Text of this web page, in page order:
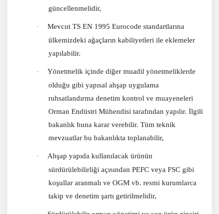
güncellenmelidir,
·
Mevcut TS EN 1995 Eurocode standartlarına
ülkemizdeki ağaçların kabiliyetleri ile eklemeler
yapılabilir.
·
Yönetmelik içinde diğer muadil yönetmeliklerde
olduğu gibi yapısal ahşap uygulama
ruhsatlandırma denetim kontrol ve muayeneleri
Orman Endüstri Mühendisi tarafından yapılır. İlgili
bakanlık buna karar verebilir. Tüm teknik
mevzuatlar bu bakanlıkta toplanabilir,
·
Ahşap yapıda kullanılacak ürünün
sürdürülebilirliği açısından PEFC veya FSC gibi
koşullar aranmalı ve OGM vb. resmi kurumlarca
takip ve denetim şartı getirilmelidir,